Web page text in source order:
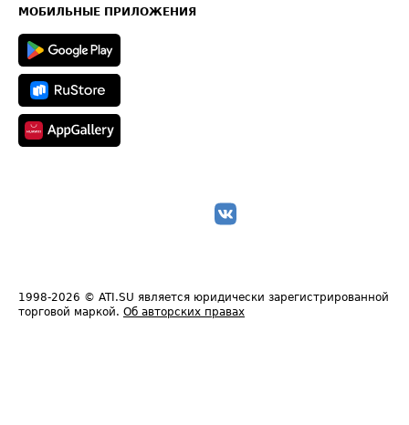
Техническая информация
МОБИЛЬНЫЕ ПРИЛОЖЕНИЯ
1998-2026 © ATI.SU является юридически зарегистрированной
торговой маркой. Об авторских правах